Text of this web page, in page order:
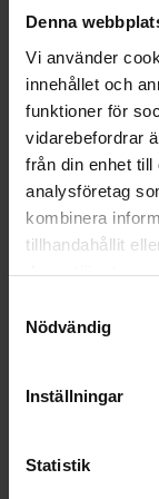
Denna
Vi använder
innehållet och
funktioner för
vidarebefordrar
från din enhet
analysföretag
kombinera
tillhandahållit
Nödvändig
Inställningar
Statistik
Stående sten
Modell: